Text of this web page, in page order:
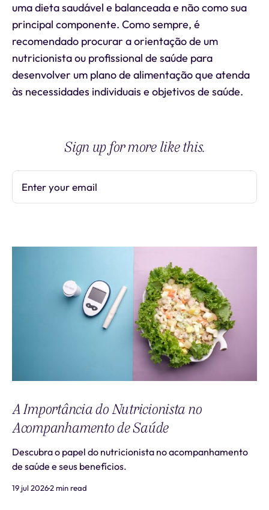
uma dieta saudável e balanceada e não como sua
principal componente. Como sempre, é
recomendado procurar a orientação de um
nutricionista ou profissional de saúde para
desenvolver um plano de alimentação que atenda
às necessidades individuais e objetivos de saúde.
Sign up for more like this.
Enter your email
A Importância do Nutricionista no
Acompanhamento de Saúde
Descubra o papel do nutricionista no acompanhamento
de saúde e seus benefícios.
19 jul 20262 min read